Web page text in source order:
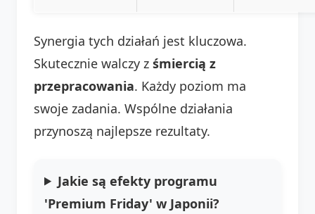
Synergia tych działań jest kluczowa.
Skutecznie walczy z śmiercią z
przepracowania. Każdy poziom ma
swoje zadania. Wspólne działania
przynoszą najlepsze rezultaty.
Jakie są efekty programu
'Premium Friday' w Japonii?